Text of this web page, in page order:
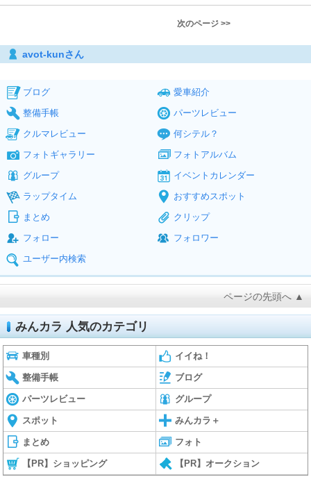
次のページ >>
avot-kunさん
ブログ
愛車紹介
整備手帳
パーツレビュー
クルマレビュー
何シテル？
フォトギャラリー
フォトアルバム
グループ
イベントカレンダー
ラップタイム
おすすめスポット
まとめ
クリップ
フォロー
フォロワー
ユーザー内検索
ページの先頭へ ▲
みんカラ 人気のカテゴリ
車種別 イイね！
整備手帳 ブログ
パーツレビュー グループ
スポット みんカラ＋
まとめ フォト
【PR】ショッピング 【PR】オークション